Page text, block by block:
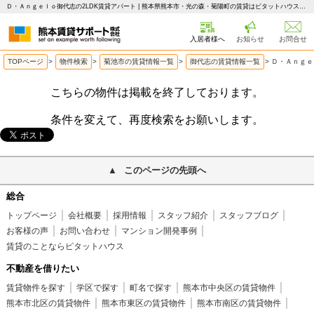
Ｄ・Ａｎｇｅｌｏ御代志の2LDK賃貸アパート | 熊本県熊本市・光の森・菊陽町の賃貸はピタットハウス 熊本賃貸サポート
入居者様へ お知らせ お問合せ
TOPページ > 物件検索 > 菊池市の賃貸情報一覧 > 御代志の賃貸情報一覧 > Ｄ・Ａｎｇ
こちらの物件は掲載を終了しております。
条件を変えて、再度検索をお願いします。
このページの先頭へ
総合
トップページ 会社概要 採用情報 スタッフ紹介
スタッフブログ
お客様の声
お問い合わせ
マンション開発事例
賃貸のことならピタットハウス
不動産を借りたい
賃貸物件を探す 学区で探す 町名で探す
熊本市中央区の賃貸物件
熊本市北区の賃貸物件
熊本市東区の賃貸物件
熊本市南区の賃貸物件